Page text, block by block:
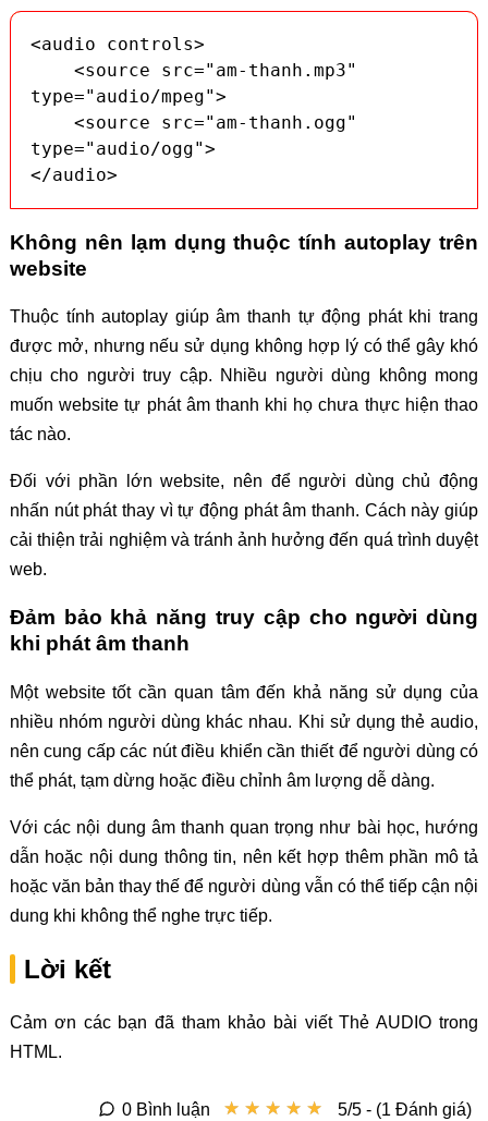
<audio controls>
type="audio/mpeg">
type="audio/ogg">
</audio>
Không nên lạm dụng thuộc tính autoplay trên
website
Thuộc tính autoplay giúp âm thanh tự động phát khi trang
được mở, nhưng nếu sử dụng không hợp lý có thể gây khó
chịu cho người truy cập. Nhiều người dùng không mong
muốn website tự phát âm thanh khi họ chưa thực hiện thao
tác nào.
Đối với phần lớn website, nên để người dùng chủ động
nhấn nút phát thay vì tự động phát âm thanh. Cách này giúp
cải thiện trải nghiệm và tránh ảnh hưởng đến quá trình duyệt
web.
Đảm bảo khả năng truy cập cho người dùng
khi phát âm thanh
Một website tốt cần quan tâm đến khả năng sử dụng của
nhiều nhóm người dùng khác nhau. Khi sử dụng thẻ audio,
nên cung cấp các nút điều khiển cần thiết để người dùng có
thể phát, tạm dừng hoặc điều chỉnh âm lượng dễ dàng.
Với các nội dung âm thanh quan trọng như bài học, hướng
dẫn hoặc nội dung thông tin, nên kết hợp thêm phần mô tả
hoặc văn bản thay thế để người dùng vẫn có thể tiếp cận nội
dung khi không thể nghe trực tiếp.
Lời kết
Cảm ơn các bạn đã tham khảo bài viết Thẻ AUDIO trong
HTML.
★ ★ ★ ★ ★
★ ★ ★ ★ ★ 5/5 - (1 Đánh giá)
0 Bình luận